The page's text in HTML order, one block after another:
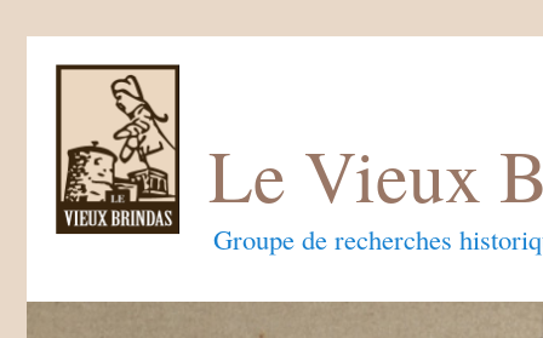
Le Vieux
Groupe de recherches